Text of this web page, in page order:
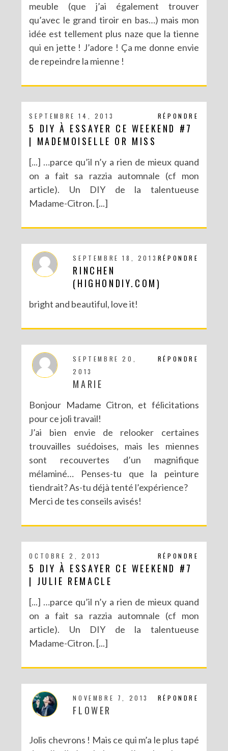
meuble (que j’ai également trouver
qu’avec le grand tiroir en bas…) mais mon
idée est tellement plus naze que la tienne
qui en jette ! J’adore ! Ça me donne envie
de repeindre la mienne !
RÉPONDRE
SEPTEMBRE 14, 2013
5 DIY À ESSAYER CE WEEKEND #7
| MADEMOISELLE OR MISS
[...] …parce qu’il n’y a rien de mieux quand
on a fait sa razzia automnale (cf mon
article). Un DIY de la talentueuse
Madame-Citron. [...]
RÉPONDRE
SEPTEMBRE 18, 2013
RINCHEN
(HIGHONDIY.COM)
bright and beautiful, love it!
RÉPONDRE
SEPTEMBRE 20,
2013
MARIE
Bonjour Madame Citron, et félicitations
pour ce joli travail!
J’ai bien envie de relooker certaines
trouvailles suédoises, mais les miennes
sont recouvertes d’un magnifique
mélaminé… Penses-tu que la peinture
tiendrait? As-tu déjà tenté l’expérience?
Merci de tes conseils avisés!
RÉPONDRE
OCTOBRE 2, 2013
5 DIY À ESSAYER CE WEEKEND #7
| JULIE REMACLE
[...] …parce qu’il n’y a rien de mieux quand
on a fait sa razzia automnale (cf mon
article). Un DIY de la talentueuse
Madame-Citron. [...]
RÉPONDRE
NOVEMBRE 7, 2013
FLOWER
Jolis chevrons ! Mais ce qui m’a le plus tapé